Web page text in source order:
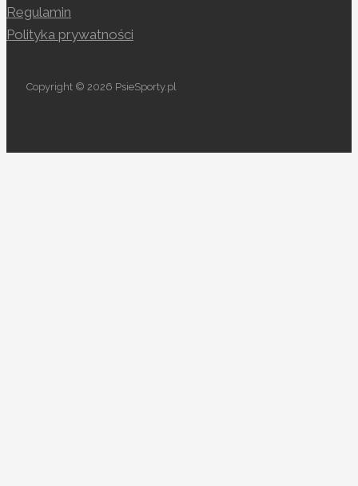
Regulamin
Polityka prywatności
Copyright © 2026 PsieSporty.pl